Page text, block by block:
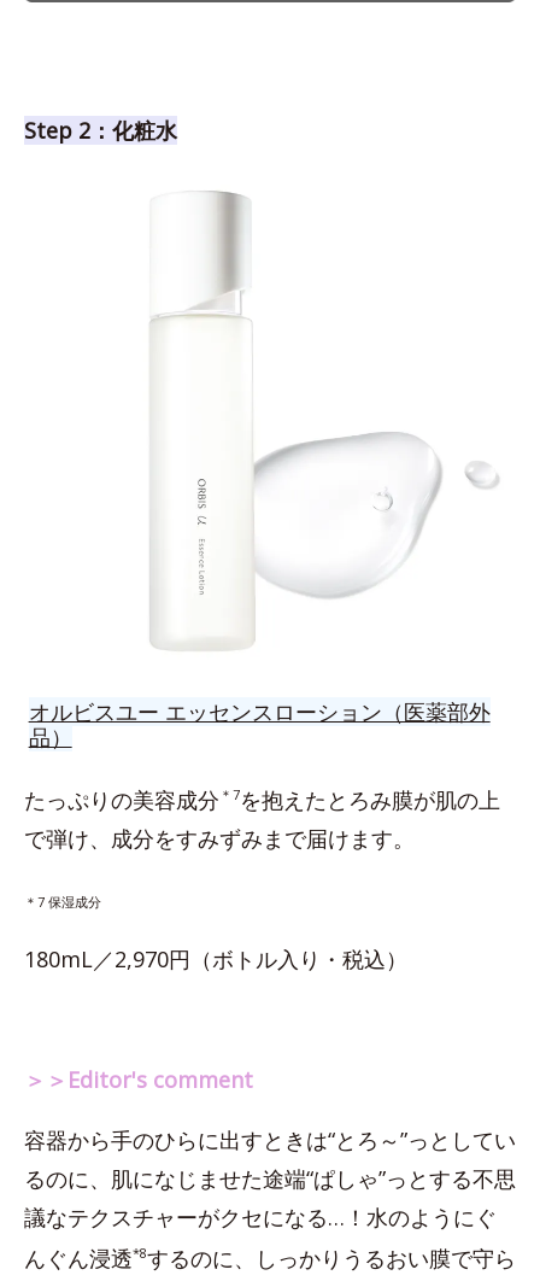
Step 2：化粧水
オルビスユー エッセンスローション（医薬部外
品）
たっぷりの美容成分 ＊7を抱えたとろみ膜が肌の上
で弾け、成分をすみずみまで届けます。
＊7 保湿成分
180mL／2,970円（ボトル入り・税込）
＞＞Editor's comment
容器から手のひらに出すときは“とろ～”っとしてい
るのに、肌になじませた途端“ぱしゃ”っとする不思
議なテクスチャーがクセになる…！水のようにぐ
んぐん浸透*8するのに、しっかりうるおい膜で守ら